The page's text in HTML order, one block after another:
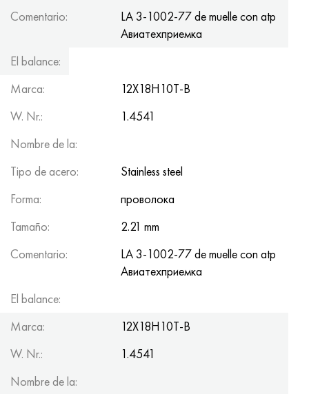
Comentario:
LA 3-1002-77 de muelle con atp
Авиатеxприемка
El balance:
Marca:
12Х18Н10Т-В
W. Nr.:
1.4541
Nombre de la:
Tipo de acero:
Stainless steel
Forma:
проволока
Tamaño:
2.21 mm
Comentario:
LA 3-1002-77 de muelle con atp
Авиатеxприемка
El balance:
Marca:
12Х18Н10Т-В
W. Nr.:
1.4541
Nombre de la: